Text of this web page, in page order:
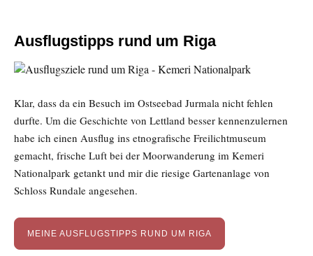
Ausflugstipps rund um Riga
Klar, dass da ein Besuch im Ostseebad Jurmala nicht fehlen
durfte. Um die Geschichte von Lettland besser kennenzulernen
habe ich einen Ausflug ins etnografische Freilichtmuseum
gemacht, frische Luft bei der Moorwanderung im Kemeri
Nationalpark getankt und mir die riesige Gartenanlage von
Schloss Rundale angesehen.
MEINE AUSFLUGSTIPPS RUND UM RIGA